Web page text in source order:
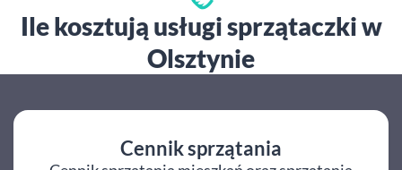
Ile kosztują usługi sprzątaczki w
Olsztynie
Cennik sprzątania